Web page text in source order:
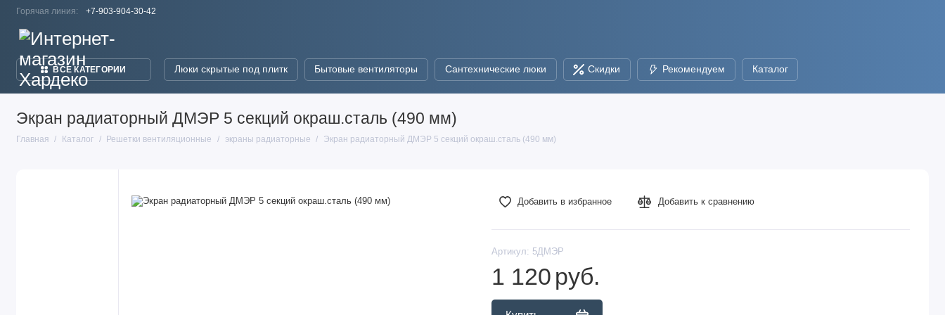
Горячая линия: +7-903-904-30-42
ВСЕ КАТЕГОРИИ Люки скрытые под плитк Бытовые вентиляторы Сантехнические люки Скидки Рекомендуем Каталог
Экран радиаторный ДМЭР 5 секций окраш.сталь (490 мм)
Главная Каталог Решетки вентиляционные экраны радиаторные Экран радиаторный ДМЭР 5 секций окраш.сталь (490 мм)
Добавить в избранное Добавить к сравнению
Артикул: 5ДМЭР
1 120 руб.